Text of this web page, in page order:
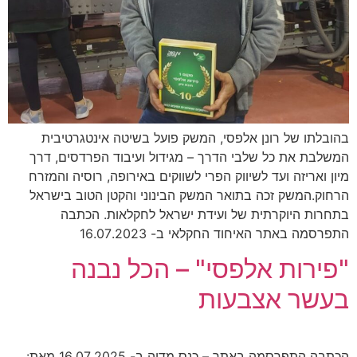
בהובלתו של רונן אלפסי, המשק פועל בשיטה אינטגרטיבית
המשלבת את כל שלבי הדרך – מגידול ועיבוד הפרדסים, דרך
מיון ואריזה ועד לשיווק הפרי לשווקים באירופה, רוסיה והמזרח
הרחוק.המשק זכה בתואר המשק הבינוני והקטן הטוב בישראל
בתחרות היוקרתית של ועידת ישראל לחקלאות. הכתבה
התפרסמה באתר האיחוד החקלאי ב- 16.07.2023
"פירות אלפסי" – הכל נבנה
בעשר אצבעות